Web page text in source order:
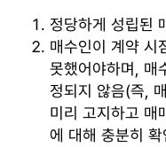
정당하게 성립된
매수인이 계약 시
못했어야하며, 매
정되지 않음(즉,
미리 고지하고 매
에 대해 충분히